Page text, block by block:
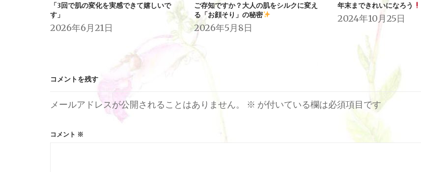
「3回で肌の変化を実感できて嬉しいで
す」
2026年6月21日
ご存知ですか？大人の肌をシルクに変え
る「お顔そり」の秘密
2026年5月8日
年末まできれいになろう
2024年10月25日
コメントを残す
メールアドレスが公開されることはありません。 ※ が付いている欄は必須項目です
コメント ※